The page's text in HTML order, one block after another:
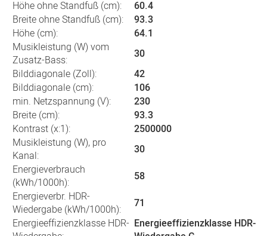
Höhe ohne Standfuß (cm):
60.4
Breite ohne Standfuß (cm):
93.3
Höhe (cm):
64.1
Musikleistung (W) vom
Zusatz-Bass:
30
Bilddiagonale (Zoll):
42
Bilddiagonale (cm):
106
min. Netzspannung (V):
230
Breite (cm):
93.3
Kontrast (x:1):
2500000
Musikleistung (W), pro
Kanal:
30
Energieverbrauch
(kWh/1000h):
58
Energieverbr. HDR-
Wiedergabe (kWh/1000h):
71
Energieeffizienzklasse HDR- Energieeffizienzklasse HDR-